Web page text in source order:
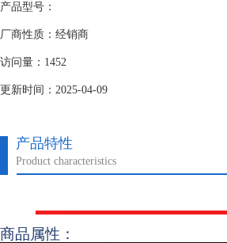
产品型号：
厂商性质：经销商
访问量：1452
更新时间：2025-04-09
产品特性
Product characteristics
商品属性：